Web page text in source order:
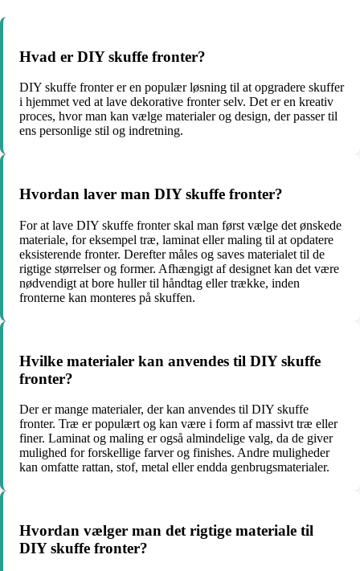
Hvad er DIY skuffe fronter?
DIY skuffe fronter er en populær løsning til at opgradere skuffer
i hjemmet ved at lave dekorative fronter selv. Det er en kreativ
proces, hvor man kan vælge materialer og design, der passer til
ens personlige stil og indretning.
Hvordan laver man DIY skuffe fronter?
For at lave DIY skuffe fronter skal man først vælge det ønskede
materiale, for eksempel træ, laminat eller maling til at opdatere
eksisterende fronter. Derefter måles og saves materialet til de
rigtige størrelser og former. Afhængigt af designet kan det være
nødvendigt at bore huller til håndtag eller trække, inden
fronterne kan monteres på skuffen.
Hvilke materialer kan anvendes til DIY skuffe
fronter?
Der er mange materialer, der kan anvendes til DIY skuffe
fronter. Træ er populært og kan være i form af massivt træ eller
finer. Laminat og maling er også almindelige valg, da de giver
mulighed for forskellige farver og finishes. Andre muligheder
kan omfatte rattan, stof, metal eller endda genbrugsmaterialer.
Hvordan vælger man det rigtige materiale til
DIY skuffe fronter?